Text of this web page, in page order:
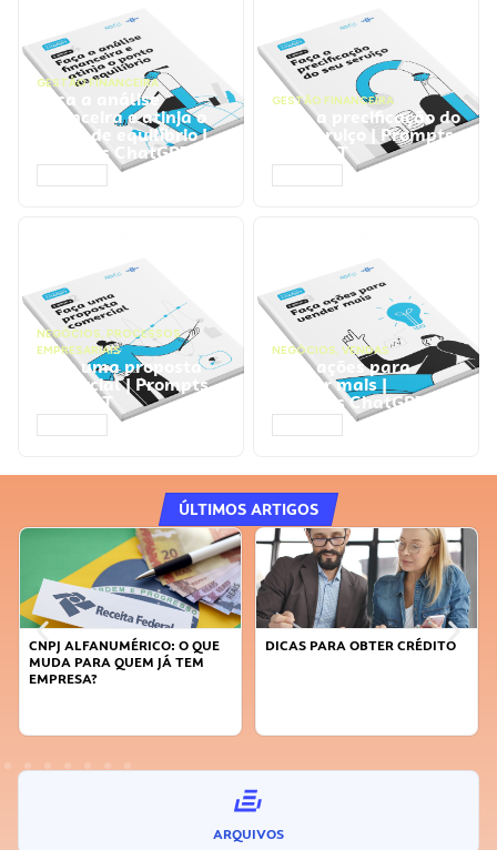
GESTÃO FINANCEIRA
Faça a análise
financeira e atinja o
ponto de equilíbrio |
Prompts ChatGPT
GESTÃO FINANCEIRA
Faça a precificação do
seu serviço | Prompts
ChatGPT
NEGÓCIOS, PROCESSOS
EMPRESARIAIS
Faça uma proposta
comercial | Prompts
ChatGPT
NEGÓCIOS, VENDAS
Faça ações para
vender mais |
Prompts ChatGPT
ÚLTIMOS ARTIGOS
DICAS PARA OBTER CRÉDITO
FAÇA A DIFERENÇA: SEJA
ARQUIVOS